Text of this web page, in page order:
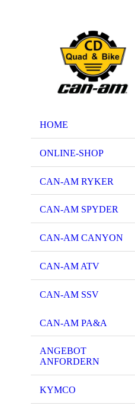
HOME
ONLINE-SHOP
CAN-AM RYKER
CAN-AM SPYDER
CAN-AM CANYON
CAN-AM ATV
CAN-AM SSV
CAN-AM PA&A
ANGEBOT
ANFORDERN
KYMCO